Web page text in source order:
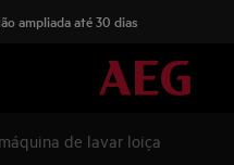
ampliada até 30 dias
de lavar loiça